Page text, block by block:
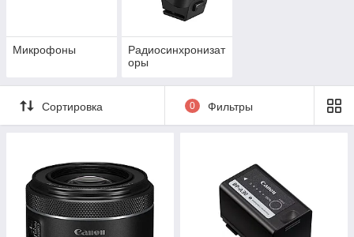
Микрофоны
Радиосинхронизат
оры
Сортировка 0 Фильтры